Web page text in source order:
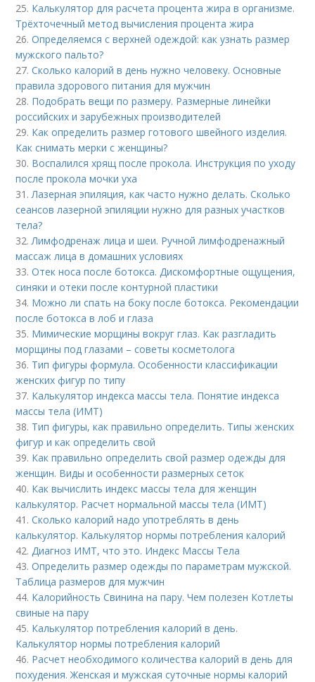
25. Калькулятор для расчета процента жира в организме.
Трёхточечный метод вычисления процента жира
26.Определяемся с верхней одеждой: как узнать размер
мужского пальто?
27.Сколько калорий в день нужно человеку. Основные
правила здорового питания для мужчин
28. Подобрать вещи по размеру. Размерные линейки
российских и зарубежных производителей
29. Как определить размер готового швейного изделия.
Как снимать мерки с женщины?
30. Воспалился хрящ после прокола. Инструкция по уходу
после прокола мочки уха
31. Лазерная эпиляция, как часто нужно делать. Сколько
сеансов лазерной эпиляции нужно для разных участков
тела?
32. Лимфодренаж лица и шеи. Ручной лимфодренажный
массаж лица в домашних условиях
33.Отек носа после ботокса. Дискомфортные ощущения,
синяки и отеки после контурной пластики
34. Можно ли спать на боку после ботокса. Рекомендации
после ботокса в лоб и глаза
35. Мимические морщины вокруг глаз. Как разгладить
морщины под глазами – советы косметолога
36. Тип фигуры формула. Особенности классификации
женских фигур по типу
37. Калькулятор индекса массы тела. Понятие индекса
массы тела (ИМТ)
38. Тип фигуры, как правильно определить. Типы женских
фигур и как определить свой
39. Как правильно определить свой размер одежды для
женщин. Виды и особенности размерных сеток
40. Как вычислить индекс массы тела для женщин
калькулятор. Расчет нормальной массы тела (ИМТ)
41.Сколько калорий надо употреблять в день
калькулятор. Калькулятор нормы потребления калорий
42. Диагноз ИМТ, что это. Индекс Массы Тела
43.Определить размер одежды по параметрам мужской.
Таблица размеров для мужчин
44. Калорийность Свинина на пару. Чем полезен Котлеты
свиные на пару
45. Калькулятор потребления калорий в день.
Калькулятор нормы потребления калорий
46. Расчет необходимого количества калорий в день для
похудения. Женская и мужская суточные нормы калорий